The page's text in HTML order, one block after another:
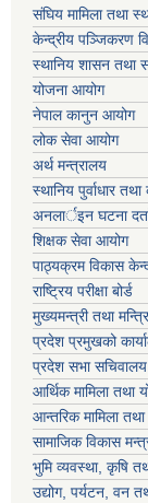
संघिय मामिला तथा
केन्द्रीय पञ्जिकरण
स्थानिय शासन तथा
योजना आयोग
नेपाल कानुन आयोग
लोक सेवा आयोग
अर्थ मन्त्रालय
स्थानिय पुर्वाधार
अनलार्इन घटना
शिक्षक सेवा आयोग
पाठ्यक्रम विकास
राष्ट्रिय परीक्षा बोर्ड
मुख्यमन्त्री तथा
प्रदेश प्रमुखको
प्रदेश सभा सचिवालय
आर्थिक मामिला तथा
आन्तरिक मामिला
सामाजिक विकास
भुमि व्यवस्था, कृषि
उद्योग, पर्यटन, वन